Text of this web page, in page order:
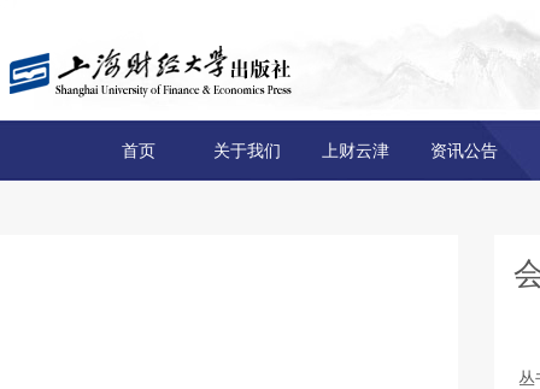
首页 关于我们 上财云津 资讯公告
丛